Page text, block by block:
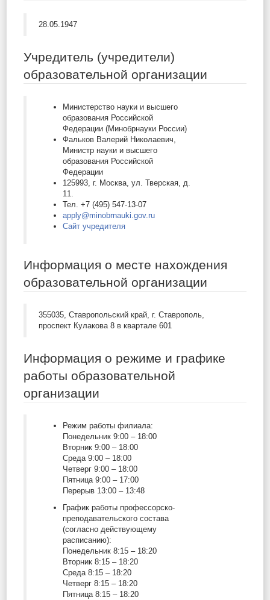
28.05.1947
Учредитель (учредители)
образовательной организации
Министерство науки и высшего
образования Российской
Федерации (Минобрнауки России)
Фальков Валерий Николаевич,
Министр науки и высшего
образования Российской
Федерации
125993, г. Москва, ул. Тверская, д.
11.
Тел. +7 (495) 547-13-07
apply@minobrnauki.gov.ru
Сайт учредителя
Информация о месте нахождения
образовательной организации
355035, Ставропольский край, г. Ставрополь,
проспект Кулакова 8 в квартале 601
Информация о режиме и графике
работы образовательной
организации
Режим работы филиала:
Понедельник 9:00 – 18:00
Вторник 9:00 – 18:00
Среда 9:00 – 18:00
Четверг 9:00 – 18:00
Пятница 9:00 – 17:00
Перерыв 13:00 – 13:48
График работы профессорско-
преподавательского состава
(согласно действующему
расписанию):
Понедельник 8:15 – 18:20
Вторник 8:15 – 18:20
Среда 8:15 – 18:20
Четверг 8:15 – 18:20
Пятница 8:15 – 18:20